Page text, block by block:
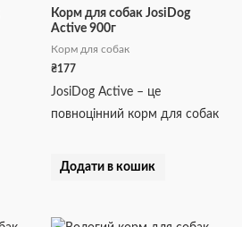
Корм для собак JosiDog
Active 900г
Корм для собак
₴177
JosiDog Active – це
повноцінний корм для собак
Додати в кошик